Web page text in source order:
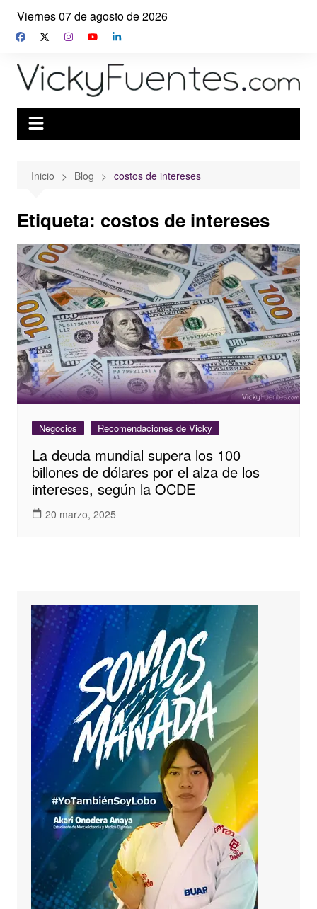
Saltar
contenido
Viernes 07 de agosto de 2026
Inicio Blog costos de intereses
Etiqueta: costos de intereses
Negocios Recomendaciones de Vicky
La deuda mundial supera los 100
billones de dólares por el alza de los
intereses, según la OCDE
20 marzo, 2025